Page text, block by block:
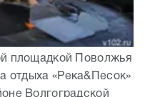
площадкой Поволжья
отдыха «Река&Песок»
Волгоградской